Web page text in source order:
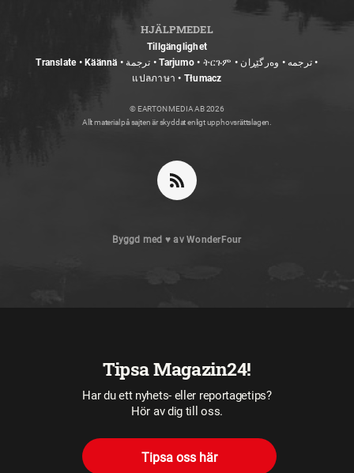
HJÄLPMEDEL
Tillgänglighet
Translate • Käännä • ترجمة • Tarjumo • ትርጉም • ترجمه • وەرگێڕان •
แปลภาษา • Tłumacz
© EARTON MEDIA AB 2026
Allt material på sajten är skyddat enligt upphovsrättslagen.
Byggd med ♥ avWonderFour
Tipsa Magazin24!
Har du ett nyhets- eller reportagetips?
Hör av dig till oss.
Tipsa oss här